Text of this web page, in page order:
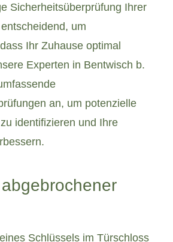
Sicherheitsüberprüfung Ihrer
um
Ihr Zuhause optimal
Experten in Bentwisch b.
an, um potenzielle
identifizieren und Ihre
Schlüssels im Türschloss